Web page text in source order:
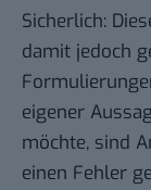
Sicherlich:
damit jedoch
eigener
möchte, sind
einen Fehler